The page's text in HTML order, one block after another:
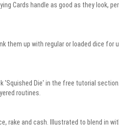
Cards handle as good as they look,
them up with regular or loaded dice for
'Squished Die' in the free tutorial
routines.
rake and cash. Illustrated to blend in